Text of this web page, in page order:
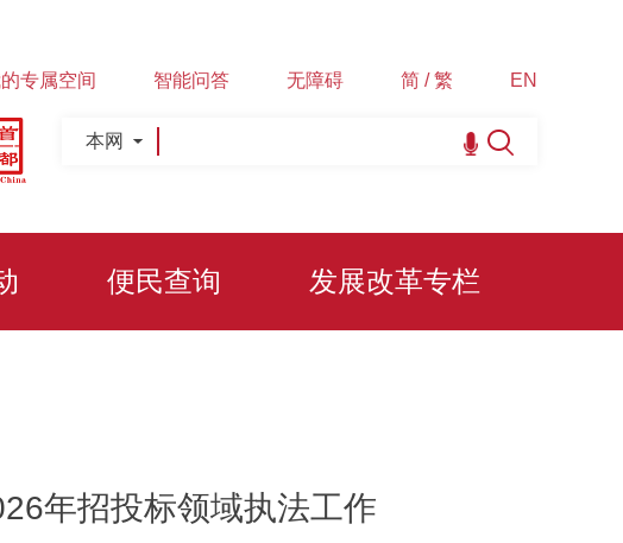
专属空间 智能问答 无障碍 简 / 繁 EN
本网
便民查询 发展改革专栏
年招投标领域执法工作